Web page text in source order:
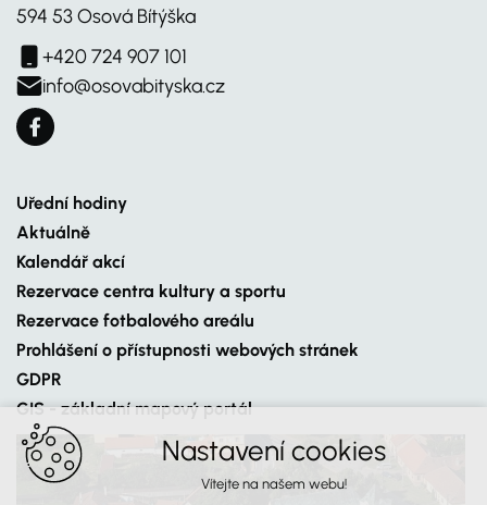
594 53 Osová Bítýška
+420 724 907 101
info@osovabityska.cz
Uřední hodiny
Aktuálně
Kalendář akcí
Rezervace centra kultury a sportu
Rezervace fotbalového areálu
Prohlášení o přístupnosti webových stránek
GDPR
GIS - základní mapový portál
Nastavení cookies
Vítejte na našem webu!